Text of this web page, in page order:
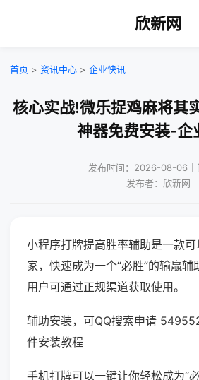
欣新网
首页 > 资讯中心 > 企业快讯
核心实战!微乐捉鸡麻将其
神器免费安装-企
发布时间：2026-08-06｜
发布者：欣新网
小程序打牌提高胜率辅助是一款
家，快速成为一个“必胜”的输赢辅
用户可通过正规渠道获取使用。
辅助安装，可QQ搜索申请
件安装教程
手机打牌可以一键让你轻松成为“